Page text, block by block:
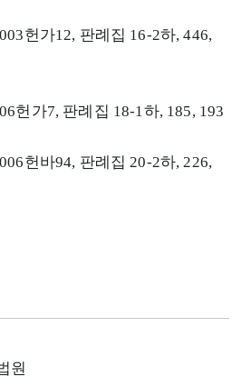
헌가12, 판례집 16-2하, 446,
헌가7, 판례집 18-1하, 185, 193
헌바94, 판례집 20-2하, 226,
원